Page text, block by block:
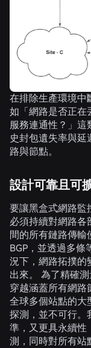
在排除生產環境中
如「網路是否正在
服務連通性？」這
史封包遺失率與
路與節點。
設計可靠且可
要讓黑盒式網路監
必須持續對網路各
間的所有鏈路傳輸
BGP，並透過多
況下，網路拓撲的
出來。 為了精確
穿越涵蓋所有網路
全球多個站點的大
探測，並不可行。
準，又更具永續性
測，同時對所有站